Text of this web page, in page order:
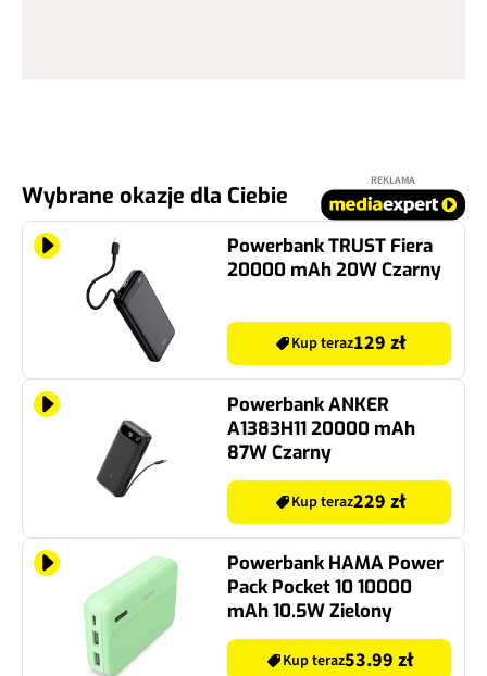
Wybrane okazje dla Ciebie
REKLAMA
Powerbank TRUST Fiera
20000 mAh 20W Czarny
Kup teraz129 zł
Powerbank ANKER
A1383H11 20000 mAh
87W Czarny
Kup teraz229 zł
Powerbank HAMA Power
Pack Pocket 10 10000
mAh 10.5W Zielony
Kup teraz53.99 zł